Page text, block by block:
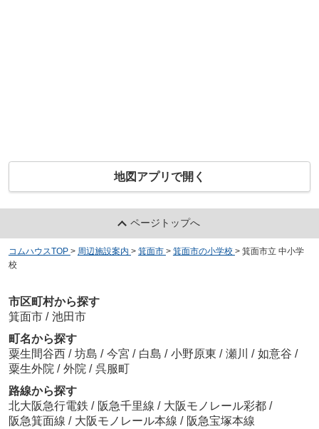
地図アプリで開く
ページトップへ
コムハウスTOP > 周辺施設案内 > 箕面市 > 箕面市の小学校 > 箕面市立 中小学
校
市区町村から探す
箕面市 / 池田市
町名から探す
粟生間谷西 / 坊島 / 今宮 / 白島 / 小野原東 / 瀬川 / 如意谷 /
粟生外院 / 外院 / 呉服町
路線から探す
北大阪急行電鉄 / 阪急千里線 / 大阪モノレール彩都 /
阪急箕面線 / 大阪モノレール本線 / 阪急宝塚本線